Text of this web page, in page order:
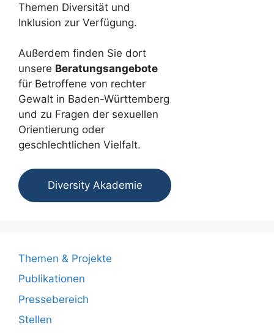
Themen Diversität und
Inklusion zur Verfügung.
Außerdem finden Sie dort
unsere Beratungsangebote
für Betroffene von rechter
Gewalt in Baden-Württemberg
und zu Fragen der sexuellen
Orientierung oder
geschlechtlichen Vielfalt.
Diversity Akademie
Themen & Projekte
Publikationen
Pressebereich
Stellen